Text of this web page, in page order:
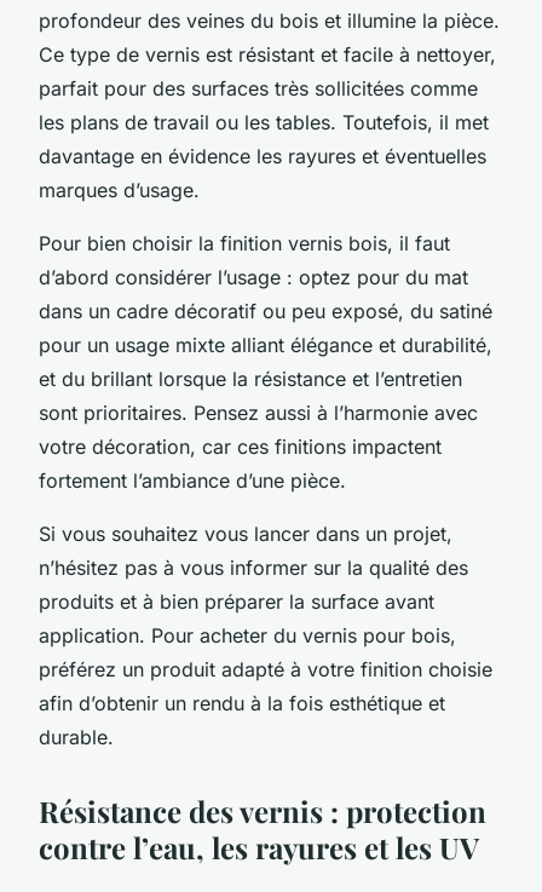
profondeur des veines du bois et illumine la pièce.
Ce type de vernis est résistant et facile à nettoyer,
parfait pour des surfaces très sollicitées comme
les plans de travail ou les tables. Toutefois, il met
davantage en évidence les rayures et éventuelles
marques d’usage.
Pour bien choisir la finition vernis bois, il faut
d’abord considérer l’usage : optez pour du mat
dans un cadre décoratif ou peu exposé, du satiné
pour un usage mixte alliant élégance et durabilité,
et du brillant lorsque la résistance et l’entretien
sont prioritaires. Pensez aussi à l’harmonie avec
votre décoration, car ces finitions impactent
fortement l’ambiance d’une pièce.
Si vous souhaitez vous lancer dans un projet,
n’hésitez pas à vous informer sur la qualité des
produits et à bien préparer la surface avant
application. Pour acheter du vernis pour bois,
préférez un produit adapté à votre finition choisie
afin d’obtenir un rendu à la fois esthétique et
durable.
Résistance des vernis : protection
contre l’eau, les rayures et les UV